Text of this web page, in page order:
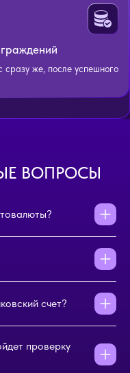
же, после успешного
ВОПРОСЫ
счет?
проверку